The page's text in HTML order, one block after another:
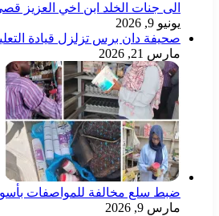
الى جنات الخلد ابن اخي العزيز
يونيو 9, 2026
صحيفة دان برس تزلزل قيادة
مارس 21, 2026
ضبط سلع مخالفة للمواصفات
مارس 9, 2026